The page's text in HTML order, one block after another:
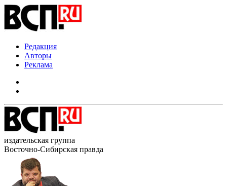
Редакция
Авторы
Реклама
издательская группа
Восточно-Сибирская правда